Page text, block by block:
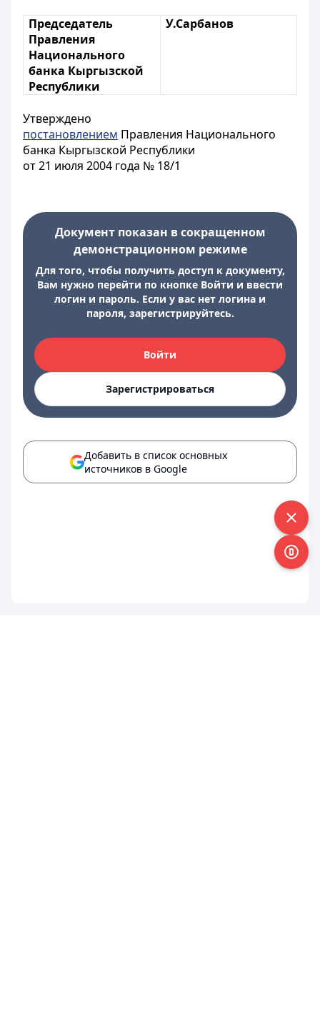
Председатель
Правления
Национального
банка Кыргызской
Республики
У.Сарбанов
Утверждено
постановлением Правления Национального
банка Кыргызской Республики
от 21 июля 2004 года № 18/1
Документ показан в сокращенном
демонстрационном режиме
Для того, чтобы получить доступ к документу,
Вам нужно перейти по кнопке Войти и ввести
логин и пароль. Если у вас нет логина и
пароля, зарегистрируйтесь.
Войти
Зарегистрироваться
Добавить в список основных
источников в Google